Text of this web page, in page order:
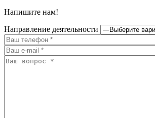
Напишите нам!
Направление деятельности